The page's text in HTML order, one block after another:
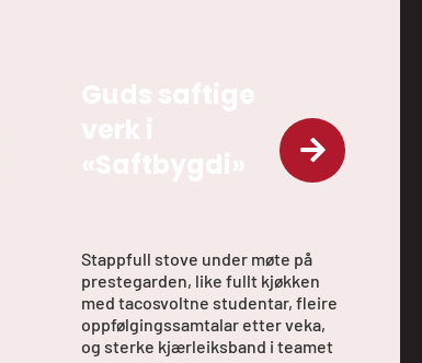
Stappfull stove under møte på
prestegarden, like fullt kjøkken
med tacosvoltne studentar, fleire
oppfølgingssamtalar etter veka,
og sterke kjærleiksband i teamet